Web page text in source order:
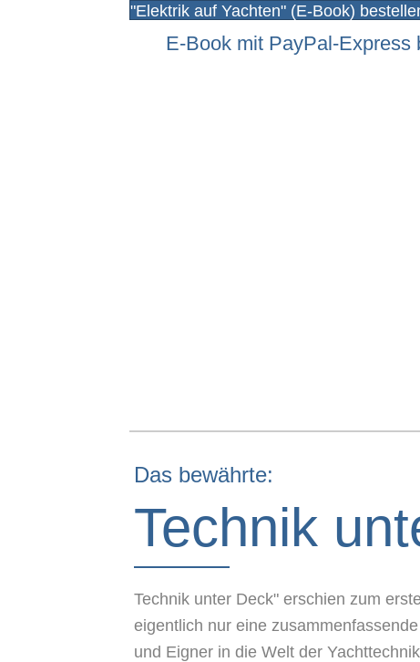
"Elektrik auf Yachten" (E-Book)
E-Book mit PayPal-Express
Das bewährte:
Technik
Technik unter Deck" erschien zum
eigentlich nur eine
und Eigner in die Welt der